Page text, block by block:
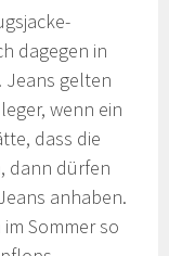
dagegen in
Jeans gelten
wenn ein
dass die
dann dürfen
anhaben.
Sommer so